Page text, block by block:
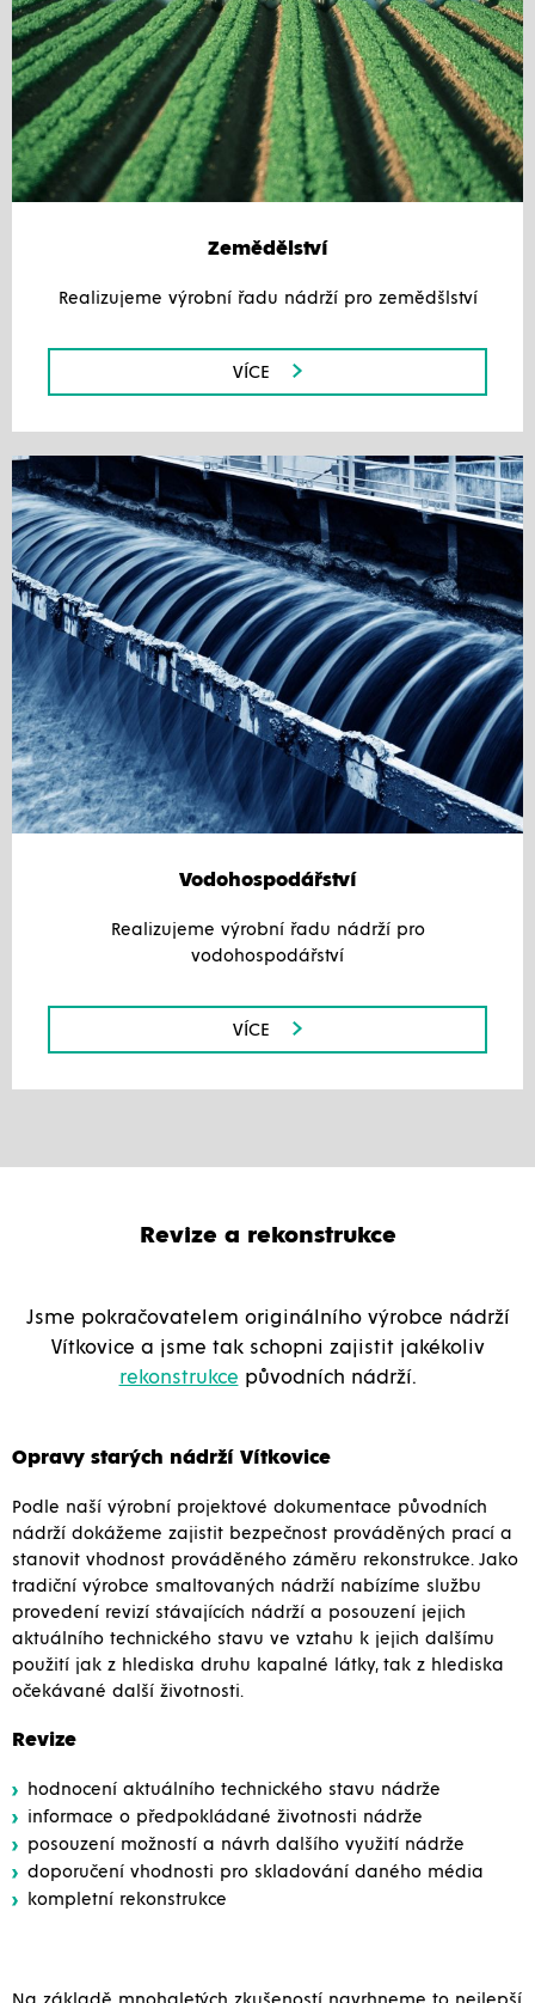
Zemědělství
Realizujeme výrobní řadu nádrží pro zemědšlství
VÍCE
Vodohospodářství
Realizujeme výrobní řadu nádrží pro
vodohospodářství
VÍCE
Revize a rekonstrukce
Jsme pokračovatelem originálního výrobce nádrží
Vítkovice a jsme tak schopni zajistit jakékoliv
rekonstrukce původních nádrží.
Opravy starých nádrží Vítkovice
Podle naší výrobní projektové dokumentace původních
nádrží dokážeme zajistit bezpečnost prováděných prací a
stanovit vhodnost prováděného záměru rekonstrukce. Jako
tradiční výrobce smaltovaných nádrží nabízíme službu
provedení revizí stávajících nádrží a posouzení jejich
aktuálního technického stavu ve vztahu k jejich dalšímu
použití jak z hlediska druhu kapalné látky, tak z hlediska
očekávané další životnosti.
Revize
hodnocení aktuálního technického stavu nádrže
informace o předpokládané životnosti nádrže
posouzení možností a návrh dalšího využití nádrže
doporučení vhodnosti pro skladování daného média
kompletní rekonstrukce